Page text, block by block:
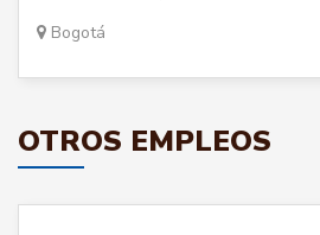
Bogotá
OTROS EMPLEOS